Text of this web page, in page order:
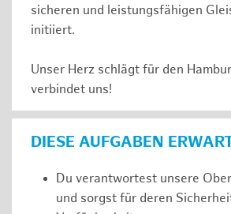
sicheren und leistungsfähigen
initiiert.
Unser Herz schlägt für den
verbindet uns!
DIESE AUFGABEN
Du verantwortest unsere
und sorgst für deren